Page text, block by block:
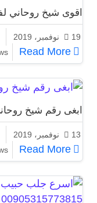
اقوى شيخ روحاني
19 نوفمبر، 2019
Read More
اقوى شيخ
ابغى رقم شيخ
13 نوفمبر، 2019
Read More
ابغى رقم شيخ